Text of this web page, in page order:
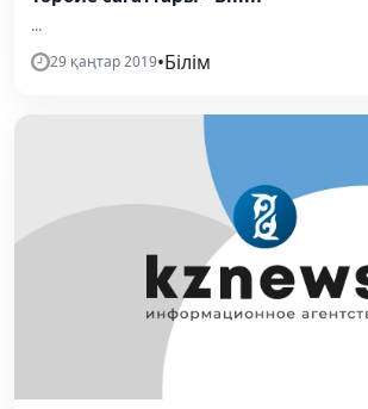
...
29 қаңтар 2019•Білім